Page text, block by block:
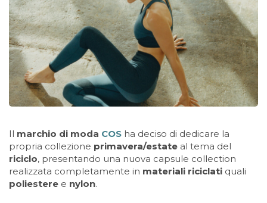
Il marchio di moda COS ha deciso di dedicare la
propria collezione primavera/estate al tema del
riciclo, presentando una nuova capsule collection
realizzata completamente in materiali riciclati quali
poliestere e nylon.